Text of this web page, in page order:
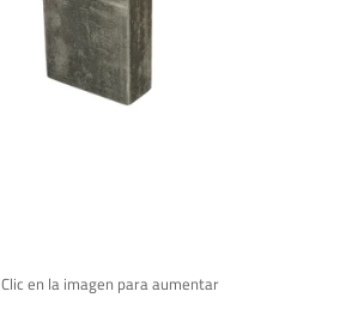
Clic en la imagen para aumentar